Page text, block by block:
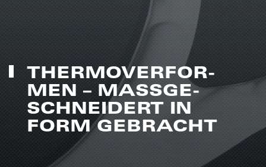
THER­MO­VER­FOR­
MEN – MASS­GE­
SCHNEI­DERT IN
FORM GEBRACHT